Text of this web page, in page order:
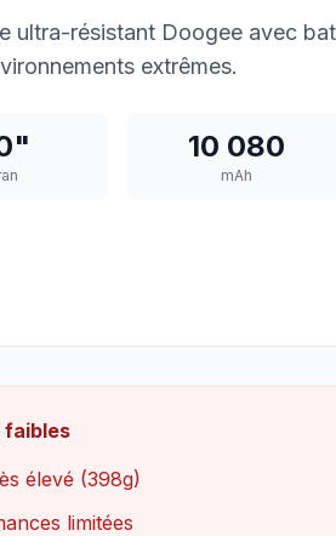
ultra-résistant Doogee avec
extrêmes.
10 080
mAh
faibles
élevé (398g)
limitées